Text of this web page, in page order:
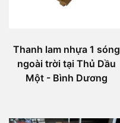
Thanh lam nhựa 1 sóng
ngoài trời tại Thủ Dầu
Một - Bình Dương